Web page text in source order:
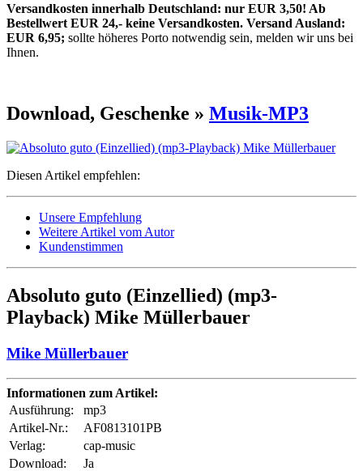
Versandkosten innerhalb Deutschland: nur EUR 3,50! Ab
Bestellwert EUR 24,- keine Versandkosten. Versand Ausland:
EUR 6,95; sollte höheres Porto notwendig sein, melden wir uns bei
Ihnen.
Download, Geschenke » Musik-MP3
Diesen Artikel empfehlen:
Unsere Empfehlung
Weitere Artikel vom Autor
Kundenstimmen
Absoluto guto (Einzellied) (mp3-
Playback) Mike Müllerbauer
Mike Müllerbauer
Informationen zum Artikel:
Ausführung:
mp3
Artikel-Nr.:
AF0813101PB
Verlag:
cap-music
Download:
Ja